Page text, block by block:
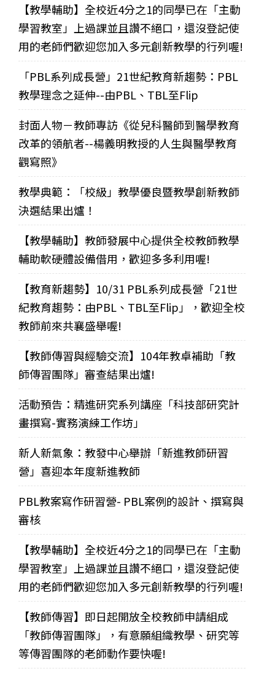
【教學輔助】全校近4分之1的同學已在「主動
學習教室」上過課並且讚不絕口，還沒登記使
用的老師們歡迎您加入多元創新教學的行列喔!
「PBL系列成長營」21世紀教育新趨勢：PBL
教學理念之延伸--由PBL、TBL至Flip
封面人物－教師專訪《從兒科醫師到醫學教育
改革的領航者--楊義明教授的人生與醫學教育
觀寫照》
教學典範：「校級」教學優良暨教學創新教師
決選結果出爐！
【教學輔助】教師發展中心提供全校教師教學
輔助軟硬體設備借用，歡迎多多利用喔!
【教育新趨勢】10/31 PBL系列成長營「21世
紀教育趨勢：由PBL、TBL至Flip」，歡迎全校
教師前來共襄盛舉喔!
【教師傳習與經驗交流】104年教卓補助「教
師傳習團隊」審查結果出爐!
活動預告：精進研究系列講座「科技部研究計
畫撰寫-實務演練工作坊」
新人新氣象：教發中心舉辦「新進教師研習
營」喜迎本年度新進教師
PBL教案寫作研習營- PBL案例的設計、撰寫與
審核
【教學輔助】全校近4分之1的同學已在「主動
學習教室」上過課並且讚不絕口，還沒登記使
用的老師們歡迎您加入多元創新教學的行列喔!
【教師傳習】即日起開放全校教師申請組成
「教師傳習團隊」，有意願組織教學、研究等
等傳習團隊的老師動作要快喔!